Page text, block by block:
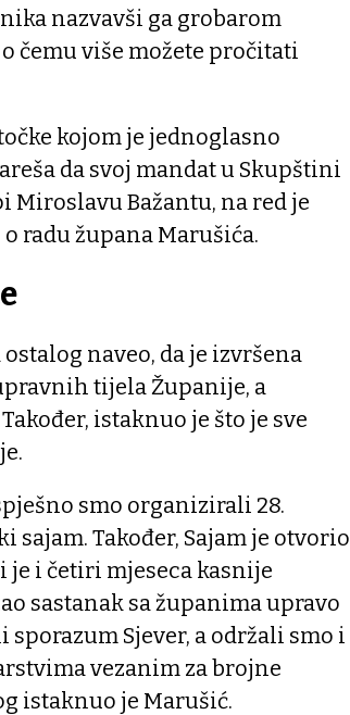
nazvavši ga grobarom
čemu više možete pročitati
kojom je jednoglasno
da svoj mandat u Skupštini
Miroslavu Bažantu, na red je
radu župana Marušića.
naveo, da je izvršena
tijela Županije, a
istaknuo je što je sve
smo organizirali 28.
Također, Sajam je otvorio
i četiri mjeseca kasnije
sastanak sa županima upravo
Sjever, a održali smo i
vezanim za brojne
istaknuo je Marušić.